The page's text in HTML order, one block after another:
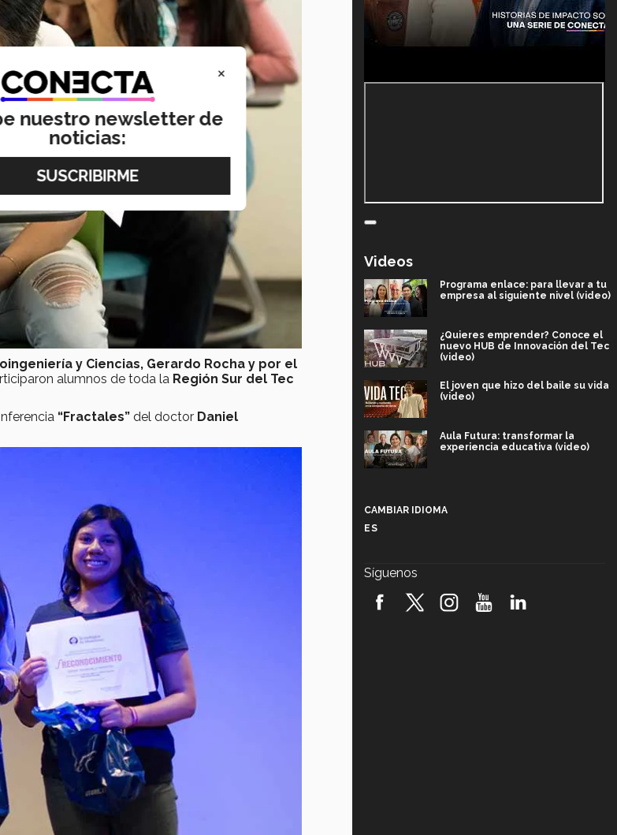
y Ciencias, Gerardo Rocha y por el
alumnos de toda la Región Sur del Tec
“Fractales” del doctor Daniel
Videos
Programa enlace: para llevar a tu
empresa al siguiente nivel (video)
¿Quieres emprender? Conoce el
nuevo HUB de Innovación del Tec
(video)
El joven que hizo del baile su vida
(video)
Aula Futura: transformar la
experiencia educativa (video)
robótica FIRST 2026! (video)
CAMBIAR IDIOMA
ES
Síguenos
×
nuestro newsletter de
noticias: